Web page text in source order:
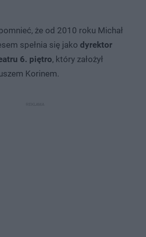
że od 2010 roku Michał
spełnia się jako dyrektor
6. piętro, który założył
Korinem.